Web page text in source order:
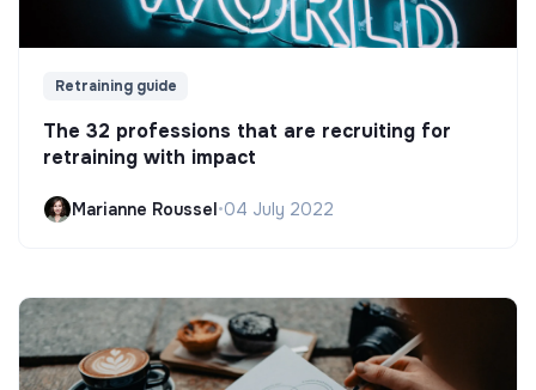
Retraining guide
The 32 professions that are recruiting for
retraining with impact
Marianne Roussel•04 July 2022